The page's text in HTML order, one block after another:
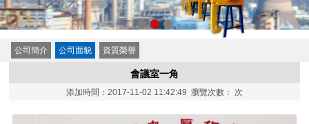
公司簡介 公司面貌 資質榮譽
會議室一角
添加時間：2017-11-02 11:42:49 瀏覽次數： 次